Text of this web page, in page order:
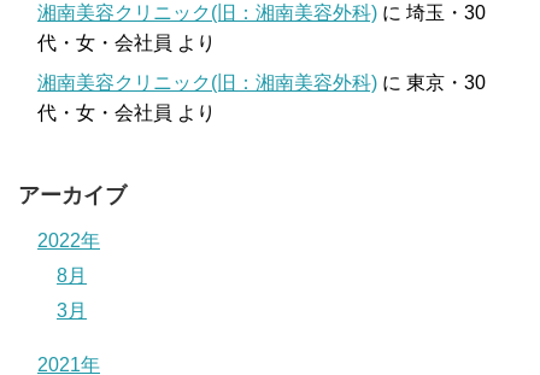
湘南美容クリニック(旧：湘南美容外科) に 埼玉・30
代・女・会社員 より
湘南美容クリニック(旧：湘南美容外科) に 東京・30
代・女・会社員 より
アーカイブ
2022年
8月
3月
2021年